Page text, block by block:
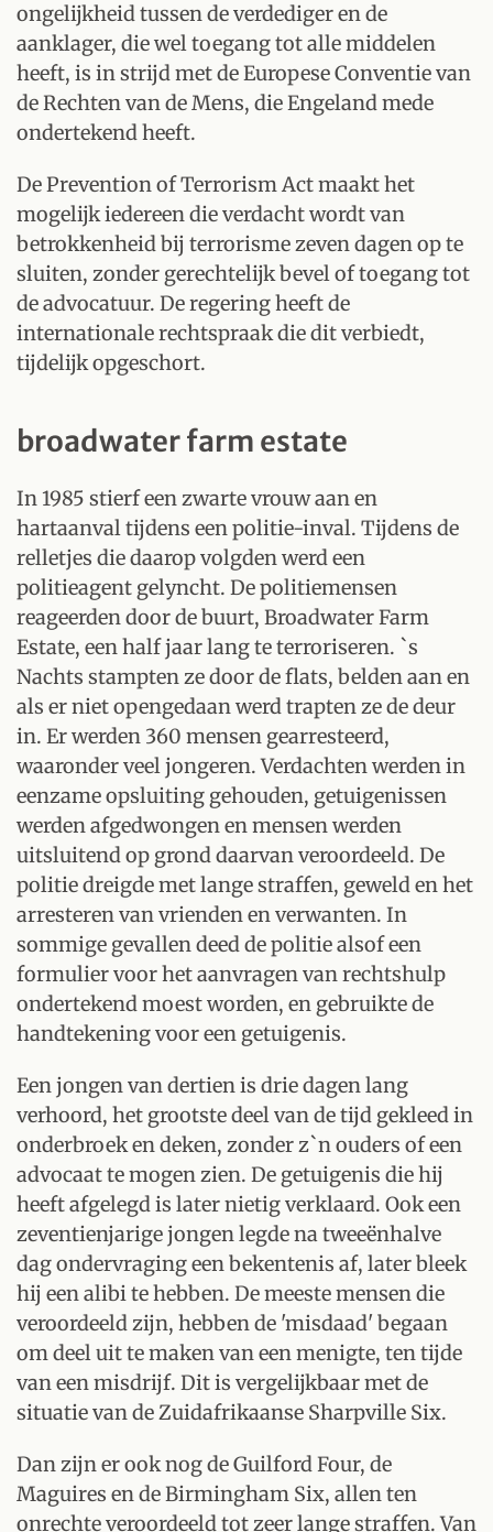
ongelijkheid tussen de verdediger en de
aanklager, die wel toegang tot alle middelen
heeft, is in strijd met de Europese Conventie van
de Rechten van de Mens, die Engeland mede
ondertekend heeft.
De Prevention of Terrorism Act maakt het
mogelijk iedereen die verdacht wordt van
betrokkenheid bij terrorisme zeven dagen op te
sluiten, zonder gerechtelijk bevel of toegang tot
de advocatuur. De regering heeft de
internationale rechtspraak die dit verbiedt,
tijdelijk opgeschort.
broadwater farm estate
In 1985 stierf een zwarte vrouw aan en
hartaanval tijdens een politie-inval. Tijdens de
relletjes die daarop volgden werd een
politieagent gelyncht. De politiemensen
reageerden door de buurt, Broadwater Farm
Estate, een half jaar lang te terroriseren. `s
Nachts stampten ze door de flats, belden aan en
als er niet opengedaan werd trapten ze de deur
in. Er werden 360 mensen gearresteerd,
waaronder veel jongeren. Verdachten werden in
eenzame opsluiting gehouden, getuigenissen
werden afgedwongen en mensen werden
uitsluitend op grond daarvan veroordeeld. De
politie dreigde met lange straffen, geweld en het
arresteren van vrienden en verwanten. In
sommige gevallen deed de politie alsof een
formulier voor het aanvragen van rechtshulp
ondertekend moest worden, en gebruikte de
handtekening voor een getuigenis.
Een jongen van dertien is drie dagen lang
verhoord, het grootste deel van de tijd gekleed in
onderbroek en deken, zonder z`n ouders of een
advocaat te mogen zien. De getuigenis die hij
heeft afgelegd is later nietig verklaard. Ook een
zeventienjarige jongen legde na tweeënhalve
dag ondervraging een bekentenis af, later bleek
hij een alibi te hebben. De meeste mensen die
veroordeeld zijn, hebben de 'misdaad' begaan
om deel uit te maken van een menigte, ten tijde
van een misdrijf. Dit is vergelijkbaar met de
situatie van de Zuidafrikaanse Sharpville Six.
Dan zijn er ook nog de Guilford Four, de
Maguires en de Birmingham Six, allen ten
onrechte veroordeeld tot zeer lange straffen. Van